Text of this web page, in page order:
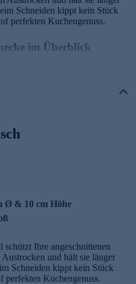
Schneiden kippt kein Stück
perfekten Kuchengenuss.
im Überblick
runden Kuchen und Torten
und 10 cm Höhe
Ø & 10 cm Höhe
schützt Ihre angeschnittenen
und hält sie länger
Schneiden kippt kein Stück
perfekten Kuchengenuss.